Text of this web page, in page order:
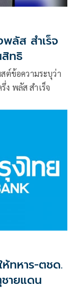
ลัส สำเร็จ
ทธิ
ต์ข้อความระบุว่า
ง พลัส สำเร็จ
ทหาร-ตชด.
ายแดน